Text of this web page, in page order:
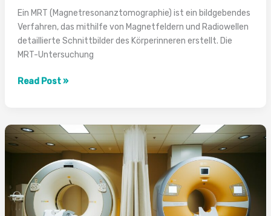
Ein MRT (Magnetresonanztomographie) ist ein bildgebendes
Verfahren, das mithilfe von Magnetfeldern und Radiowellen
detaillierte Schnittbilder des Körperinneren erstellt. Die
MRT-Untersuchung
Was
MRT?
Alles
über
Magnetresonanztomographie
Read Post »